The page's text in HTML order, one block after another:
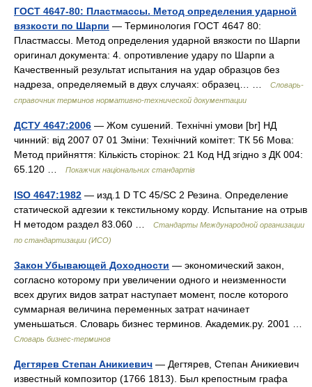
ГОСТ 4647-80: Пластмассы. Метод определения ударной
вязкости по Шарпи — Терминология ГОСТ 4647 80:
Пластмассы. Метод определения ударной вязкости по Шарпи
оригинал документа: 4. опротивление удару по Шарпи a
Качественный результат испытания на удар образцов без
надреза, определяемый в двух случаях: образец… …
Словарь-
справочник терминов нормативно-технической документации
ДСТУ 4647:2006 — Жом сушений. Технічні умови [br] НД
чинний: від 2007 07 01 Зміни: Технічний комітет: ТК 56 Мова:
Метод прийняття: Кількість сторінок: 21 Код НД згідно з ДК 004:
65.120 …
Покажчик національних стандартів
ISO 4647:1982 — изд.1 D TC 45/SC 2 Резина. Определение
статической адгезии к текстильному корду. Испытание на отрыв
Н методом раздел 83.060 …
Стандарты Международной организации
по стандартизации (ИСО)
Закон Убывающей Доходности — экономический закон,
согласно которому при увеличении одного и неизменности
всех других видов затрат наступает момент, после которого
суммарная величина переменных затрат начинает
уменьшаться. Словарь бизнес терминов. Академик.ру. 2001 …
Словарь бизнес-терминов
Дегтярев Степан Аникиевич — Дегтярев, Степан Аникиевич
известный композитор (1766 1813). Был крепостным графа